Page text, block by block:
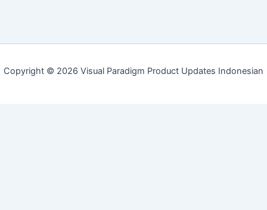
Copyright © 2026 Visual Paradigm Product Updates Indonesian